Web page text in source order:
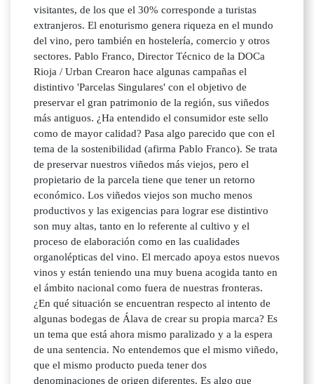
visitantes, de los que el 30% corresponde a turistas
extranjeros. El enoturismo genera riqueza en el mundo
del vino, pero también en hostelería, comercio y otros
sectores. Pablo Franco, Director Técnico de la DOCa
Rioja / Urban Crearon hace algunas campañas el
distintivo 'Parcelas Singulares' con el objetivo de
preservar el gran patrimonio de la región, sus viñedos
más antiguos. ¿Ha entendido el consumidor este sello
como de mayor calidad? Pasa algo parecido que con el
tema de la sostenibilidad (afirma Pablo Franco). Se trata
de preservar nuestros viñedos más viejos, pero el
propietario de la parcela tiene que tener un retorno
económico. Los viñedos viejos son mucho menos
productivos y las exigencias para lograr ese distintivo
son muy altas, tanto en lo referente al cultivo y el
proceso de elaboración como en las cualidades
organolépticas del vino. El mercado apoya estos nuevos
vinos y están teniendo una muy buena acogida tanto en
el ámbito nacional como fuera de nuestras fronteras.
¿En qué situación se encuentran respecto al intento de
algunas bodegas de Álava de crear su propia marca? Es
un tema que está ahora mismo paralizado y a la espera
de una sentencia. No entendemos que el mismo viñedo,
que el mismo producto pueda tener dos
denominaciones de origen diferentes. Es algo que